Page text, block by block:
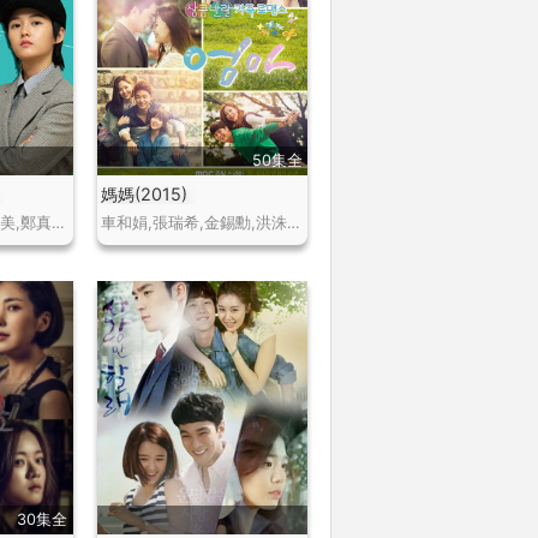
南寶拉,樸敏雨,尹普美,鄭真英,樸真珠,趙龍根
50集全
媽媽(2015)
車和娟,張瑞希,金錫勳,洪洙賢,李太成
30集全